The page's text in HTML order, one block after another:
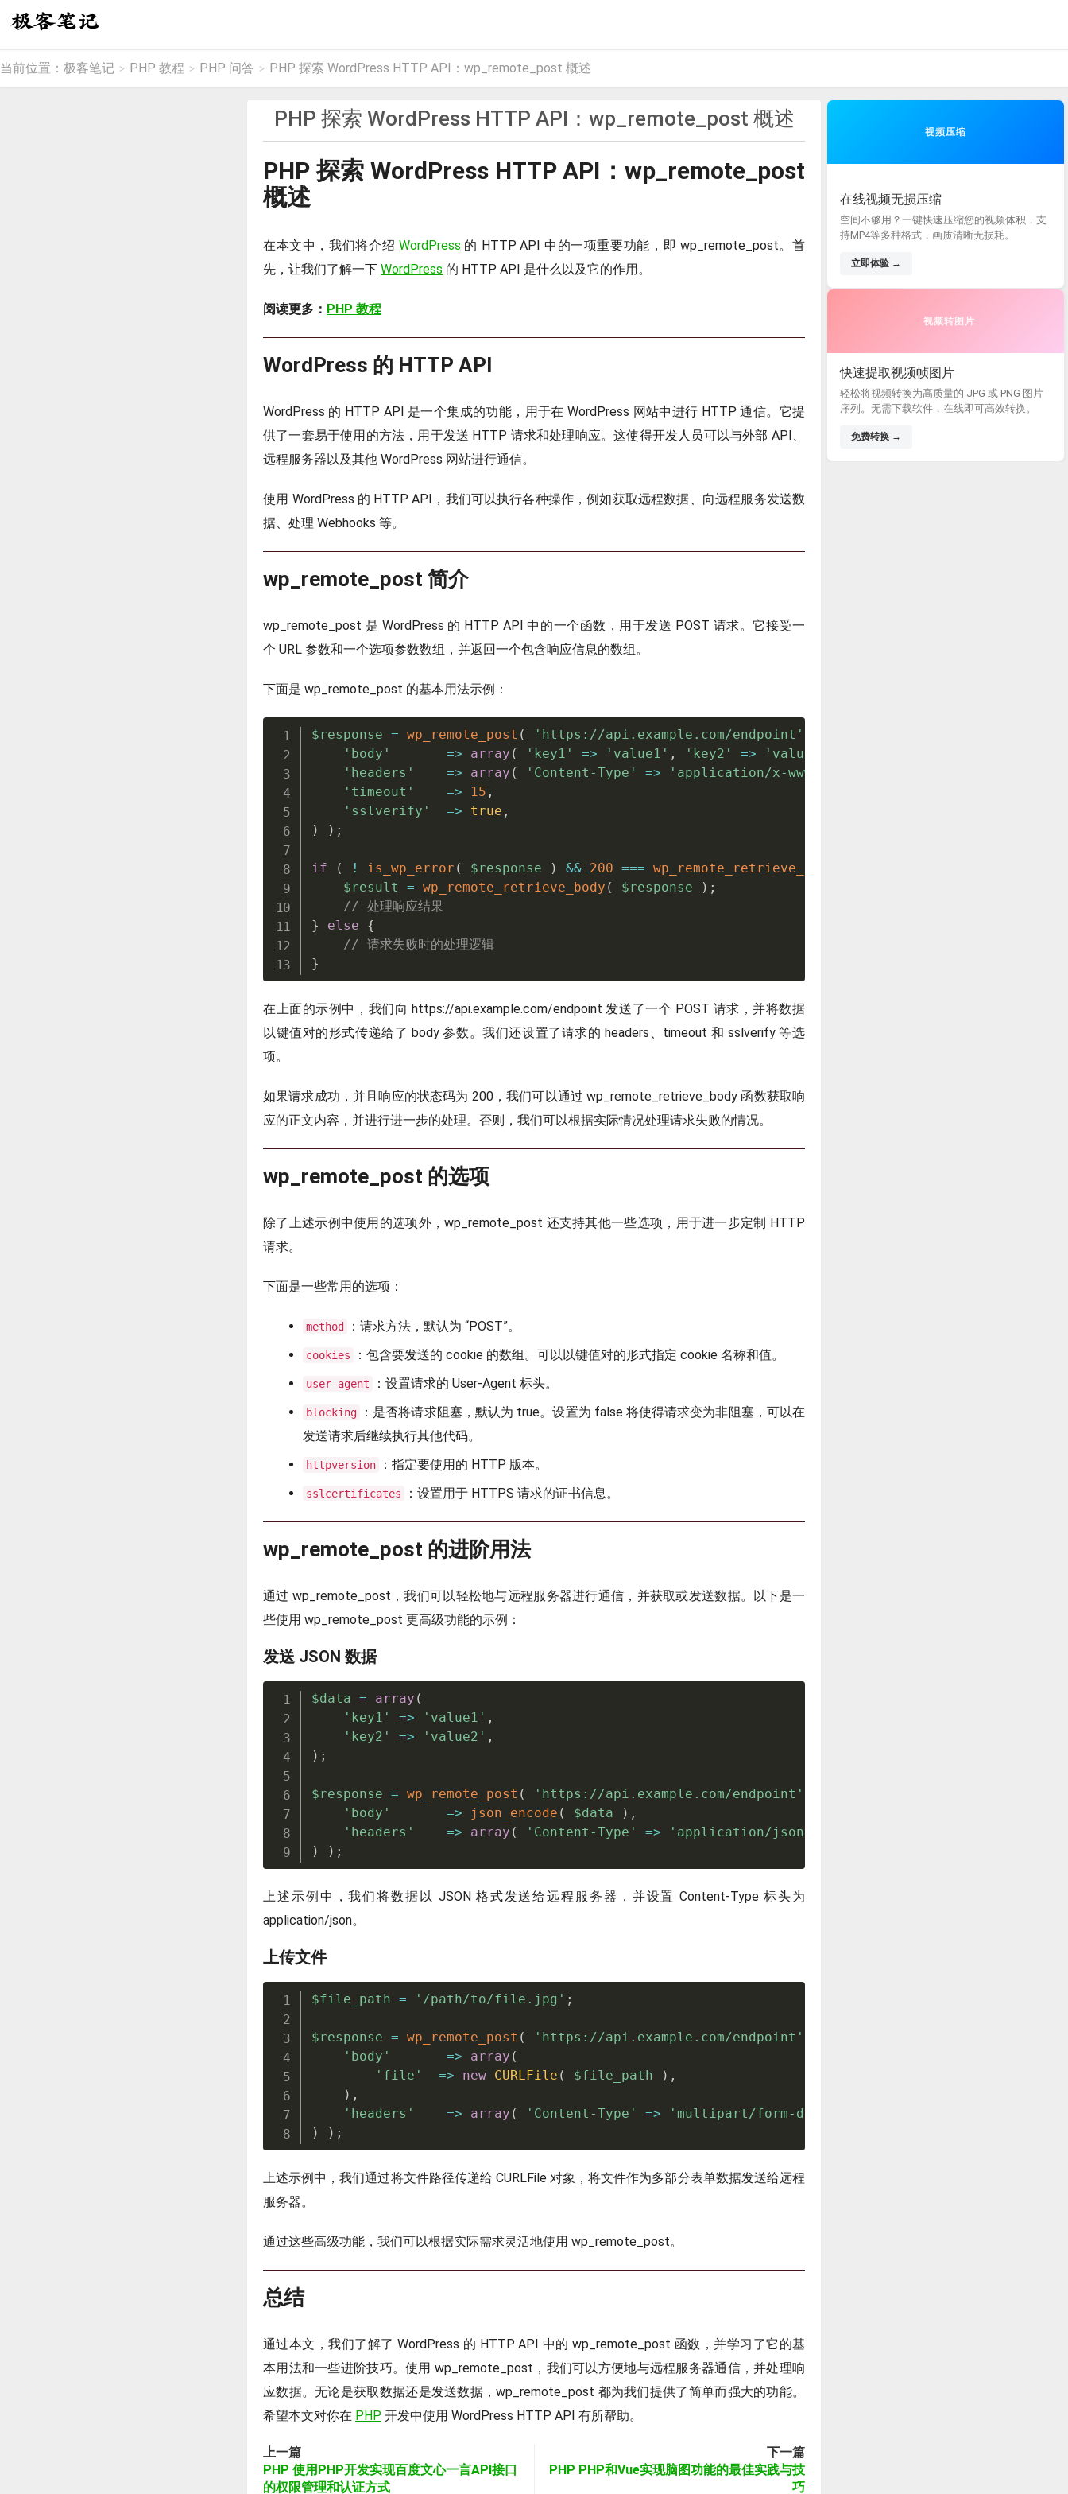
当前位置： 极客笔记 > PHP 教程 > PHP 问答 > PHP 探索 WordPress HTTP API：wp_remote_post 概述
PHP 探索 WordPress HTTP API：wp_remote_post 概述
PHP 探索 WordPress HTTP API：wp_remote_post
概述
在本文中，我们将介绍 WordPress 的 HTTP API 中的一项重要功能，即 wp_remote_post。首
先，让我们了解一下 WordPress 的 HTTP API 是什么以及它的作用。
阅读更多： PHP 教程
WordPress 的 HTTP API
WordPress 的 HTTP API 是一个集成的功能，用于在 WordPress 网站中进行 HTTP 通信。它提
供了一套易于使用的方法，用于发送 HTTP 请求和处理响应。这使得开发人员可以与外部 API、
远程服务器以及其他 WordPress 网站进行通信。
使用 WordPress 的 HTTP API，我们可以执行各种操作，例如获取远程数据、向远程服务发送数
据、处理 Webhooks 等。
wp_remote_post 简介
wp_remote_post 是 WordPress 的 HTTP API 中的一个函数，用于发送 POST 请求。它接受一
个 URL 参数和一个选项参数数组，并返回一个包含响应信息的数组。
下面是 wp_remote_post 的基本用法示例：
$response = wp_remote_post ( 'https://api.example.com/endpoint'
'body'
=> array ( 'key1' => 'value1' , 'key2' => 'value2'
'headers'
=> array ( 'Content-Type' => 'application/x-www-form-urlencoded'
'timeout'
=> 15 ,
'sslverify'
=> true ,
)
) ;
if ( ! is_wp_error ( $response ) && 200 === wp_remote_retrieve_response_code
$result
= wp_remote_retrieve_body ( $response ) ;
// 处理响应结果
}
else
{
// 请求失败时的处理逻辑
}
在上面的示例中，我们向 https://api.example.com/endpoint 发送了一个 POST 请求，并将数据
以键值对的形式传递给了 body 参数。我们还设置了请求的 headers、timeout 和 sslverify 等选
项。
如果请求成功，并且响应的状态码为 200，我们可以通过 wp_remote_retrieve_body 函数获取响
应的正文内容，并进行进一步的处理。否则，我们可以根据实际情况处理请求失败的情况。
wp_remote_post 的选项
除了上述示例中使用的选项外，wp_remote_post 还支持其他一些选项，用于进一步定制 HTTP
请求。
下面是一些常用的选项：
method ：请求方法，默认为 “POST”。
cookies ：包含要发送的 cookie 的数组。可以以键值对的形式指定 cookie 名称和值。
user-agent ：设置请求的 User-Agent 标头。
blocking
：是否将请求阻塞，默认为 true。设置为 false 将使得请求变为非阻塞，可以在
发送请求后继续执行其他代码。
httpversion ：指定要使用的 HTTP 版本。
sslcertificates ：设置用于 HTTPS 请求的证书信息。
wp_remote_post 的进阶用法
通过 wp_remote_post，我们可以轻松地与远程服务器进行通信，并获取或发送数据。以下是一
些使用 wp_remote_post 更高级功能的示例：
发送 JSON 数据
$data = array (
'key1'
=> 'value1' ,
'key2'
=> 'value2' ,
) ;
$response = wp_remote_post ( 'https://api.example.com/endpoint'
'body'
=> json_encode ( $data ) ,
'headers'
=> array ( 'Content-Type' => 'application/json'
)
) ;
上述示例中，我们将数据以 JSON 格式发送给远程服务器，并设置 Content-Type 标头为
application/json。
上传文件
$file_path = '/path/to/file.jpg' ;
$response = wp_remote_post ( 'https://api.example.com/endpoint'
'body'
=> array (
'file'
=> new CURLFile ( $file_path ) ,
) ,
'headers'
=> array ( 'Content-Type' => 'multipart/form-data'
)
) ;
上述示例中，我们通过将文件路径传递给 CURLFile 对象，将文件作为多部分表单数据发送给远程
服务器。
通过这些高级功能，我们可以根据实际需求灵活地使用 wp_remote_post。
总结
通过本文，我们了解了 WordPress 的 HTTP API 中的 wp_remote_post 函数，并学习了它的基
本用法和一些进阶技巧。使用 wp_remote_post，我们可以方便地与远程服务器通信，并处理响
应数据。无论是获取数据还是发送数据，wp_remote_post 都为我们提供了简单而强大的功能。
希望本文对你在 PHP 开发中使用 WordPress HTTP API 有所帮助。
上一篇
PHP 使用PHP开发实现百度文心一言API接口
的权限管理和认证方式
下一篇
PHP PHP和Vue实现脑图功能的最佳实践与技
巧
视频压缩
在线视频无损压缩
空间不够用？一键快速压缩您的视频体积，支
持MP4等多种格式，画质清晰无损耗。
立即体验 →
视频转图片
快速提取视频帧图片
轻松将视频转换为高质量的 JPG 或 PNG 图片
序列。无需下载软件，在线即可高效转换。
免费转换 →